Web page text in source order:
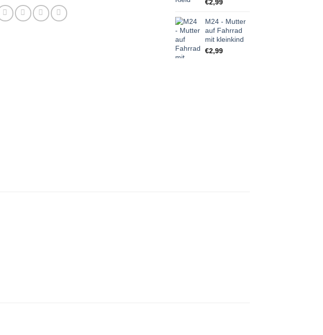
€2,99
M24 - Mutter
auf Fahrrad
mit kleinkind
€2,99